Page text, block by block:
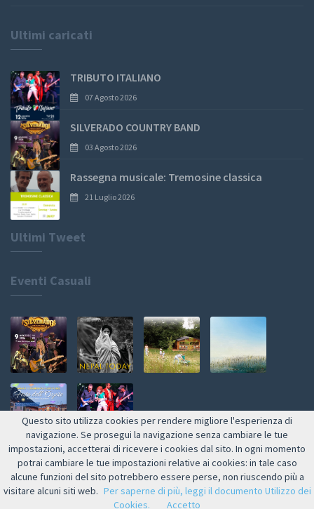
Ultimi caricati
TRIBUTO ITALIANO
07 Agosto 2026
SILVERADO COUNTRY BAND
03 Agosto 2026
Rassegna musicale: Tremosine classica
21 Luglio 2026
Ultimi Tweet
Eventi Casuali
Web by NETMOOLE
Questo sito utilizza cookies per rendere migliore l'esperienza di
navigazione. Se prosegui la navigazione senza cambiare le tue
impostazioni, accetterai di ricevere i cookies dal sito. In ogni momento
potrai cambiare le tue impostazioni relative ai cookies: in tale caso
alcune funzioni del sito potrebbero essere perse, non riuscendo più a
visitare alcuni siti web. Per saperne di più, leggi il documento Utilizzo dei
Cookies.
Accetto